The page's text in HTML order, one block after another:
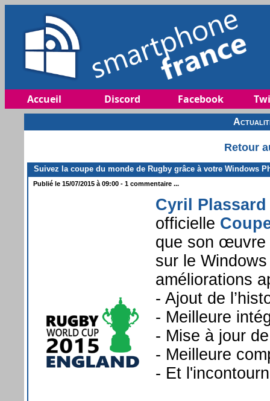
Accueil Discord Facebook
Retour
Suivez la coupe du monde de Rugby grâce à votre Windows
Publié le 15/07/2015 à 09:00 - 1 commentaire ...
Cyril Plassard
officielle
que son œuvre
sur le
améliorations
- Ajout de
- Meilleure
- Mise à jour
- Meilleure
- Et